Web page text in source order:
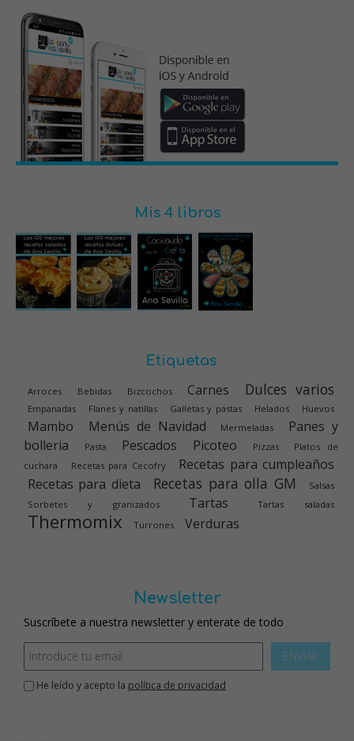
Mis 4 libros
Etiquetas
Arroces Bebidas Bizcochos Carnes Dulces varios
Empanadas Flanes y natillas Galletas y pastas Helados Huevos
Mambo Menús de Navidad Mermeladas
Panes y
bolleria
Pasta Pescados Picoteo Pizzas
Platos de
cuchara
Recetas para Cecofry
Recetas para cumpleaños
Recetas para dieta
Recetas para olla GM
Salsas
Sorbetes y granizados
Tartas Tartas saladas
Thermomix Turrones Verduras
Newsletter
Suscríbete a nuestra newsletter y enterate de todo
ENVIAR
He leído y acepto la política de privacidad